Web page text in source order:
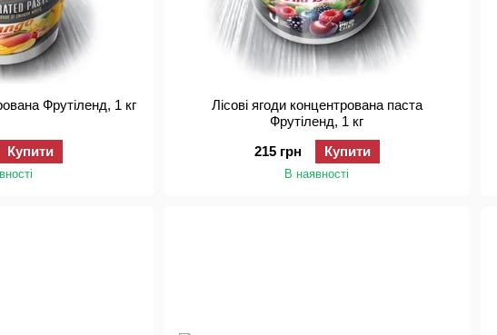
Фрутіленд, 1 кг
Купити
Лісові ягоди концентрована паста
Фрутіленд, 1 кг
215 грн
Купити
В наявності